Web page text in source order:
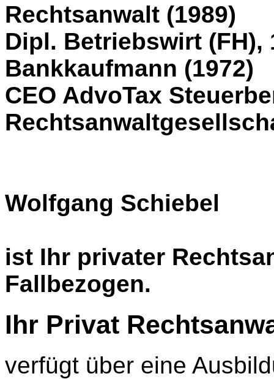
Rechtsanwalt (1989)
Dipl. Betriebswirt (FH),
Bankkaufmann (1972)
CEO AdvoTax
Wolfgang Schiebel
ist Ihr privater
Fallbezogen.
Ihr Privat
verfügt über eine